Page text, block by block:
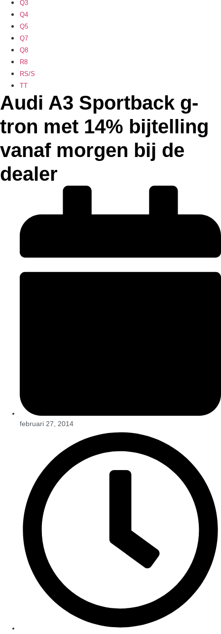
Q3
Q4
Q5
Q7
Q8
R8
RS/S
TT
Audi A3 Sportback g-
tron met 14% bijtelling
vanaf morgen bij de
dealer
februari 27, 2014